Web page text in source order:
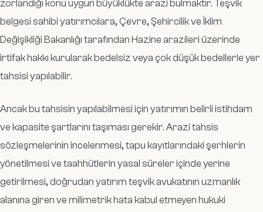
zorlandığı konu uygun büyüklükte arazi bulmaktır. Teşvik
belgesi sahibi yatırımcılara, Çevre, Şehircilik ve İklim
Değişikliği Bakanlığı tarafından Hazine arazileri üzerinde
irtifak hakkı kurularak bedelsiz veya çok düşük bedellerle yer
tahsisi yapılabilir.
Ancak bu tahsisin yapılabilmesi için yatırımın belirli istihdam
ve kapasite şartlarını taşıması gerekir. Arazi tahsis
sözleşmelerinin incelenmesi, tapu kayıtlarındaki şerhlerin
yönetilmesi ve taahhütlerin yasal süreler içinde yerine
getirilmesi, doğrudan yatırım teşvik avukatının uzmanlık
alanına giren ve milimetrik hata kabul etmeyen hukuki